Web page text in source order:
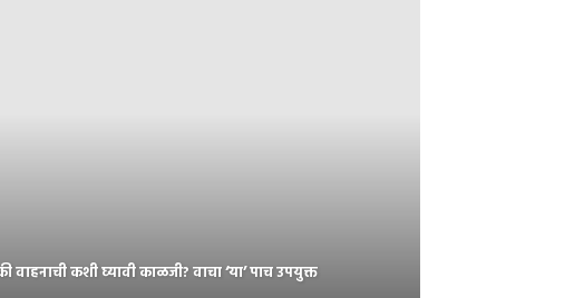
कशी घ्यावी काळजी? वाचा ‘या’ पाच उपयुक्त